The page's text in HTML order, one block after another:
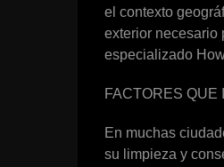
el contexto
exterior necesario
especializado
FACTORES QUE
En muchas
su limpieza y